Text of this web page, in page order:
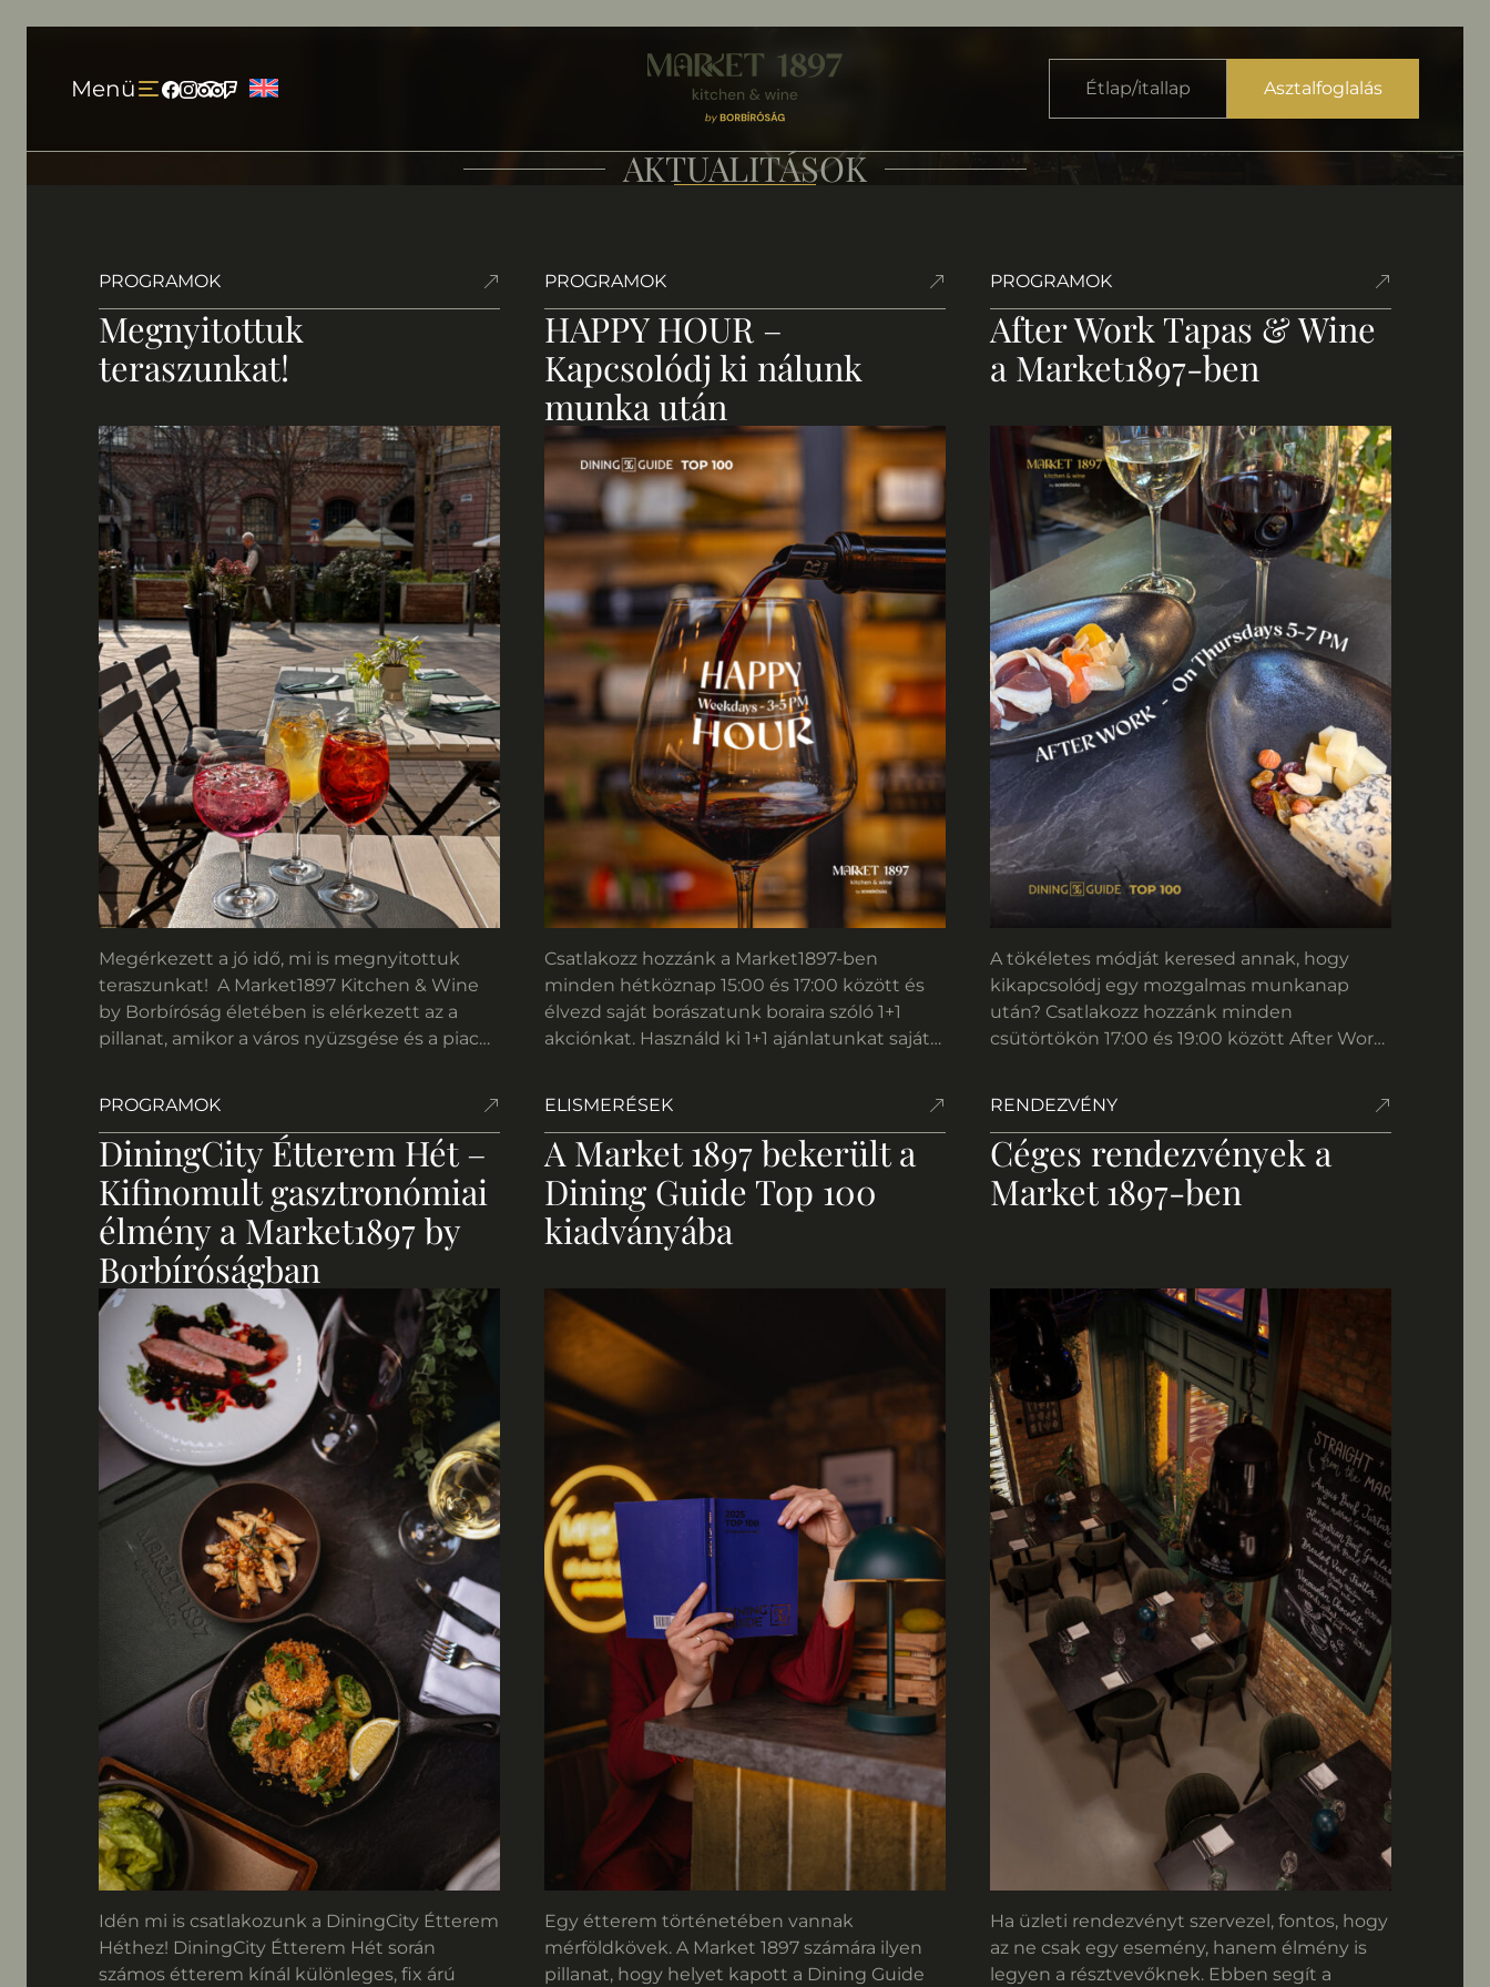
Menü Facebook
Instagram
Tripadvisor
Foursquare Étlap/itallap Asztalfoglalás
AKTUALITÁSOK
PROGRAMOK
Megnyitottuk
teraszunkat!
Megérkezett a jó idő, mi is megnyitottuk
teraszunkat! A Market1897 Kitchen & Wine
by Borbíróság életében is elérkezett az a
pillanat, amikor a város nyüzsgése és a piac
kiváló bor társaságában, miközben a
konyhánk továbbra is a megszokott „piacról
az asztalra” […]
PROGRAMOK
HAPPY HOUR –
Kapcsolódj ki nálunk
munka után
Csatlakozz hozzánk a Market1897-ben
minden hétköznap 15:00 és 17:00 között és
élvezd saját borászatunk boraira szóló 1+1
akciónkat. Használd ki 1+1 ajánlatunkat saját
(vagy inkább kettő) kiváló bor társaságában.
Legyen szó egy gyors találkozóról, baráti
beszélgetésről vagy egy kis énidőről, nálunk
megtalálod a tökéletes pillanatot. Mert te is
[…]
PROGRAMOK
After Work Tapas & Wine
a Market1897-ben
A tökéletes módját keresed annak, hogy
kikapcsolódj egy mozgalmas munkanap
után? Csatlakozz hozzánk minden
csütörtökön 17:00 és 19:00 között After Work
mögött a hétköznapi rohanást. Mindössze
2490 Ft / fő áron élvezhetsz egy ízletes
falatot egy pohár házi borral vagy egy frissítő
alkoholmentes koktéllal párosítva. Válaszd ki
a […]
PROGRAMOK
DiningCity Étterem Hét –
Kifinomult gasztronómiai
élmény a Market1897 by
Borbíróságban
Idén mi is csatlakozunk a DiningCity Étterem
Héthez! DiningCity Étterem Hét során
számos étterem kínál különleges, fix árú
ELISMERÉSEK
A Market 1897 bekerült a
Dining Guide Top 100
kiadványába
Egy étterem történetében vannak
mérföldkövek. A Market 1897 számára ilyen
pillanat, hogy helyet kapott a Dining Guide
RENDEZVÉNY
Céges rendezvények a
Market 1897-ben
Ha üzleti rendezvényt szervezel, fontos, hogy
az ne csak egy esemény, hanem élmény is
legyen a résztvevőknek. Ebben segít a